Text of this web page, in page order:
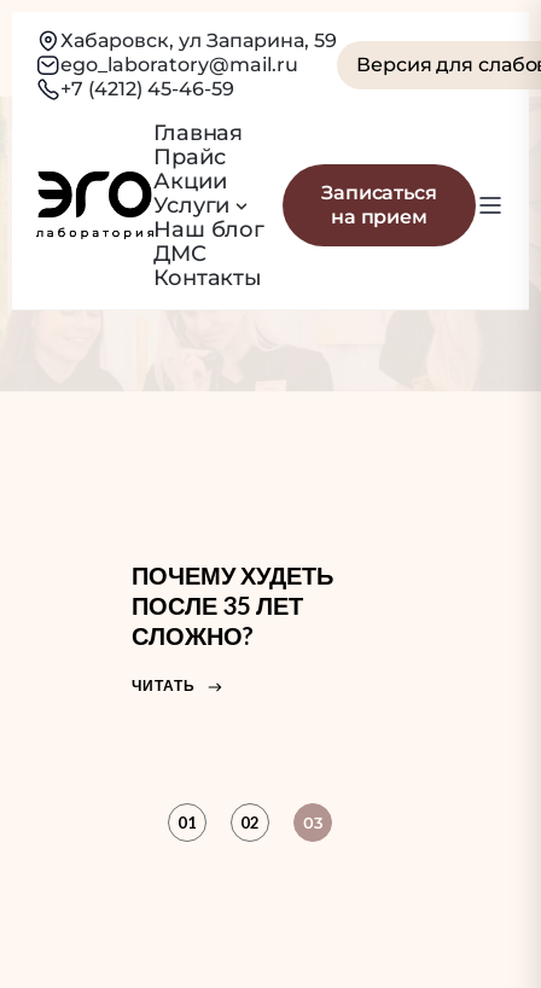
Хабаровск, ул Запарина, 59
ego_laboratory@mail.ru
+7 (4212) 45-46-59
Версия для
Главная
Прайс
Акции
Услуги
Наш блог
ДМС
Контакты
Записаться
на прием
Автор:
egolab
ПОЧЕМУ ХУДЕТЬ
ПОСЛЕ 35 ЛЕТ
СЛОЖНО?
ЧИТАТЬ
01 02 03